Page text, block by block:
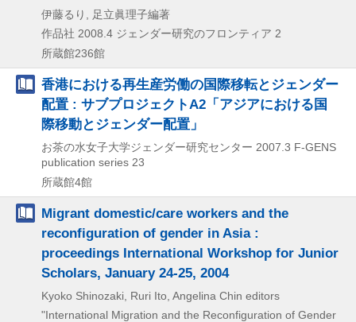
伊藤るり, 足立眞理子編著
作品社 2008.4 ジェンダー研究のフロンティア 2
所蔵館236館
香港における再生産労働の国際移転とジェンダー
配置 : サブプロジェクトA2「アジアにおける国
際移動とジェンダー配置」
お茶の水女子大学ジェンダー研究センター 2007.3 F-GENS
publication series 23
所蔵館4館
Migrant domestic/care workers and the
reconfiguration of gender in Asia :
proceedings International Workshop for Junior
Scholars, January 24-25, 2004
Kyoko Shinozaki, Ruri Ito, Angelina Chin editors
"International Migration and the Reconfiguration of Gender